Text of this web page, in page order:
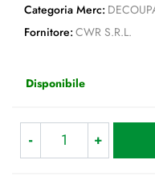
Categoria Merc:
Fornitore: CWR S.R.L.
Disponibile